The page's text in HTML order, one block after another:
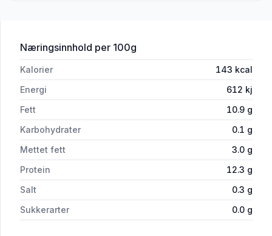
Næringsinnhold for 'Egg Brune 6stk 410g Flemming'
per 100g
Kalorier 143 kcal
Energi
612 kj
Fett
10.9 g
Karbohydrater
0.1 g
Mettet fett
3.0 g
Protein
12.3 g
Salt
0.3 g
Sukkerarter
0.0 g